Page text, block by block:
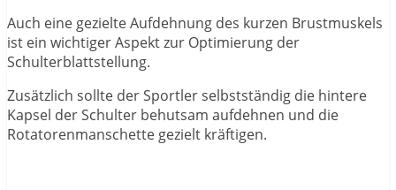
Auch eine gezielte Aufdehnung des kurzen Brustmuskels
ist ein wichtiger Aspekt zur Optimierung der
Schulterblattstellung.
Zusätzlich sollte der Sportler selbstständig die hintere
Kapsel der Schulter behutsam aufdehnen und die
Rotatorenmanschette gezielt kräftigen.